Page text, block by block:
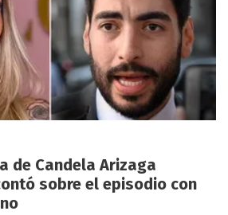
de Candela Arizaga
sobre el episodio con